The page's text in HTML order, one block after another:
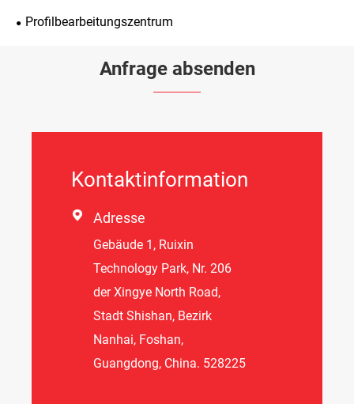
Profilbearbeitungszentrum
Anfrage absenden
Kontaktinformation
 Adresse
Gebäude 1, Ruixin
Technology Park, Nr. 206
der Xingye North Road,
Stadt Shishan, Bezirk
Nanhai, Foshan,
Guangdong, China. 528225